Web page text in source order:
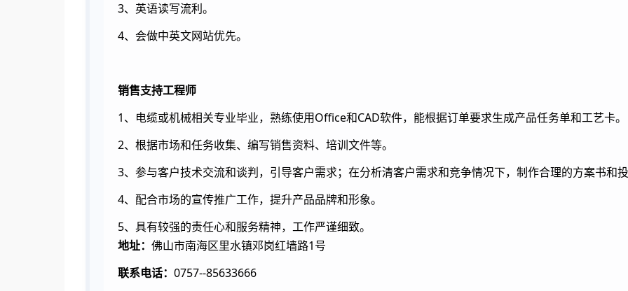
3、英语读写流利。
4、会做中英文网站优先。
销售支持工程师
1、电缆或机械相关专业毕业，熟练使用Office和CAD软件，能根据订单要求生成产品任务单和工艺卡。
2、根据市场和任务收集、编写销售资料、培训文件等。
3、参与客户技术交流和谈判，引导客户需求；在分析清客户需求和竞争情况下，制作合理的方案书和
4、配合市场的宣传推广工作，提升产品品牌和形象。
5、具有较强的责任心和服务精神，工作严谨细致。
地址： 佛山市南海区里水镇邓岗红墙路1号
联系电话： 0757--85633666